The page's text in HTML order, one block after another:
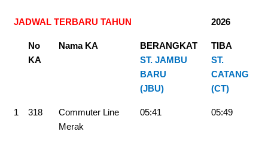
JADWAL TERBARU TAHUN 2026
No
KA
Nama KA
BERANGKAT
ST. JAMBU
BARU
(JBU)
TIBA
ST.
CATANG
(CT)
1 318
Commuter Line
Merak
05:41 05:49